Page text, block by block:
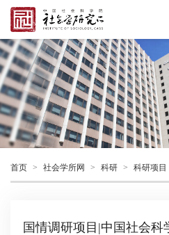
首页 > 社会学所网 > 科研 > 科研项目
国情调研项目|中国社会